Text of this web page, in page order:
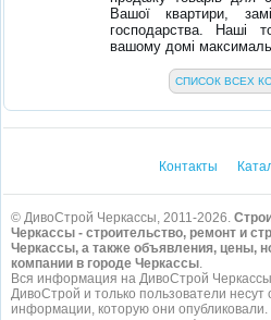
Вашої квартири,
господарства. Наші
вашому домі
СПИСОК ВСЕХ
Контакты
© ДивоСтрой Черкассы, 2011-2026.
Черкассы - строительство, ремонт и
Черкассы, а также объявления, цены,
компании в городе Черкассы.
Вся информация на ДивоСтрой
ДивоСтрой и только пользователи несут
информации, которую они